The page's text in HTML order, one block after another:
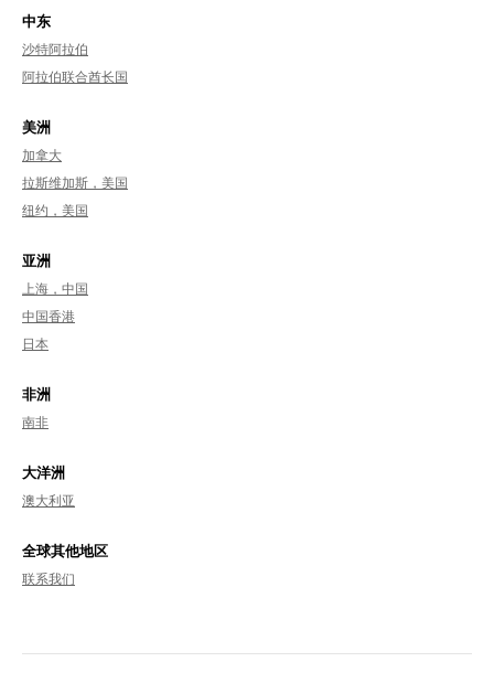
中东
沙特阿拉伯
阿拉伯联合酋长国
美洲
加拿大
拉斯维加斯，美国
纽约，美国
亚洲
上海，中国
中国香港
日本
非洲
南非
大洋洲
澳大利亚
全球其他地区
联系我们